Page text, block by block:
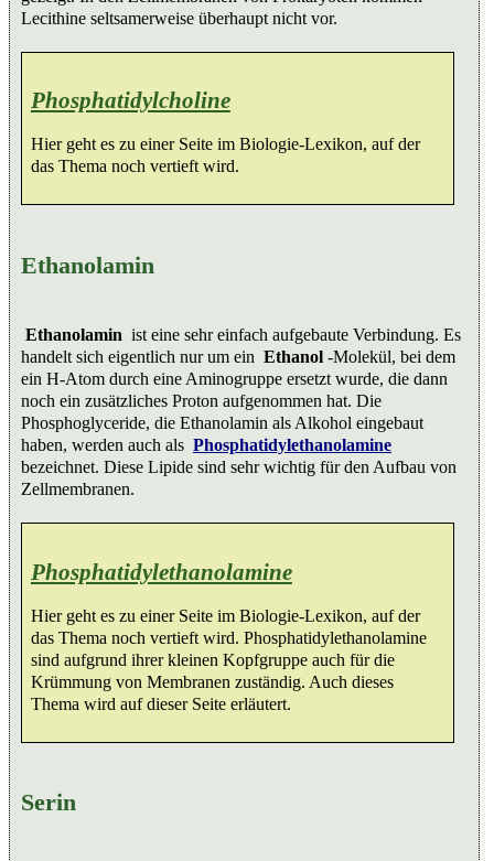
Lecithine seltsamerweise überhaupt nicht vor.
Phosphatidylcholine
Hier geht es zu einer Seite im Biologie-Lexikon, auf der
das Thema noch vertieft wird.
Ethanolamin
Ethanolamin ist eine sehr einfach aufgebaute Verbindung. Es
handelt sich eigentlich nur um ein Ethanol -Molekül, bei dem
ein H-Atom durch eine Aminogruppe ersetzt wurde, die dann
noch ein zusätzliches Proton aufgenommen hat. Die
Phosphoglyceride, die Ethanolamin als Alkohol eingebaut
haben, werden auch als Phosphatidylethanolamine
bezeichnet. Diese Lipide sind sehr wichtig für den Aufbau von
Zellmembranen.
Phosphatidylethanolamine
Hier geht es zu einer Seite im Biologie-Lexikon, auf der
das Thema noch vertieft wird. Phosphatidylethanolamine
sind aufgrund ihrer kleinen Kopfgruppe auch für die
Krümmung von Membranen zuständig. Auch dieses
Thema wird auf dieser Seite erläutert.
Serin